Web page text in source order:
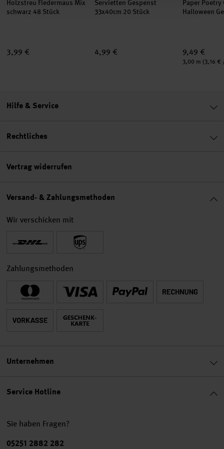
Holzstreu Fledermaus Mix
schwarz 48 Stück
3,99 €
Servietten Gespenst
33x40cm 20 Stück
4,99 €
Paper Poetry
Halloween
9,49 €
Inhalt:
3,00 m (3,16 €
Service Hotline
Sie haben Fragen?
Telefonnummer
05251 2882 282
Hilfe & Service
Rechtliches
Vertrag widerrufen
Versand- & Zahlungsmethoden
Wir verschicken mit
Zahlungsmethoden
Unternehmen